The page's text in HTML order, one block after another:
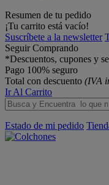
Resumen de tu pedido
¡Tu carrito está vacío!
Suscríbete a la newsletter
Seguir Comprando
*Descuentos, cupones y
Pago 100% seguro
Total con descuento (IVA
Ir Al Carrito
Estado de mi pedido